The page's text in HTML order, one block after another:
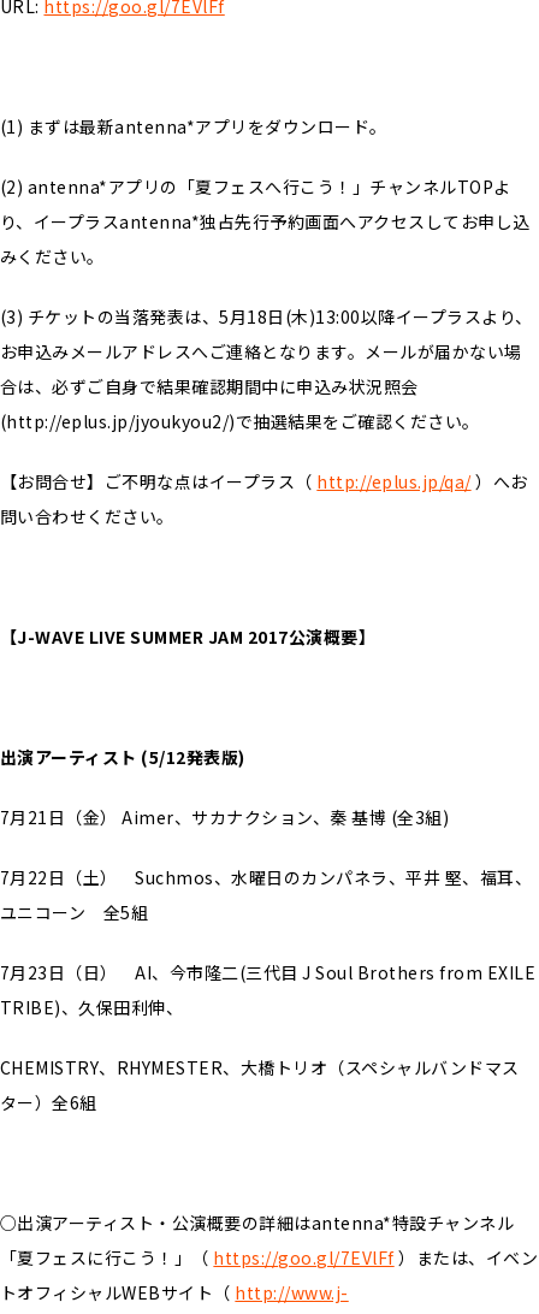
URL: https://goo.gl/7EVlFf
(1) まずは最新antenna*アプリをダウンロード。
(2) antenna*アプリの「夏フェスへ行こう！」チャンネルTOPよ
り、イープラスantenna*独占先行予約画面へアクセスしてお申し込
みください。
(3) チケットの当落発表は、5月18日(木)13:00以降イープラスより、
お申込みメールアドレスへご連絡となります。メールが届かない場
合は、必ずご自身で結果確認期間中に申込み状況照会
(http://eplus.jp/jyoukyou2/)で抽選結果をご確認ください。
【お問合せ】ご不明な点はイープラス（ http://eplus.jp/qa/）へお
問い合わせください。
【J-WAVE LIVE SUMMER JAM 2017公演概要】
出演アーティスト (5/12発表版)
7月21日（金） Aimer、サカナクション、秦 基博 (全3組)
7月22日（土） Suchmos、水曜日のカンパネラ、平井 堅、福耳、
ユニコーン 全5組
7月23日（日） AI、今市隆二(三代目 J Soul Brothers from EXILE
TRIBE)、久保田利伸、
CHEMISTRY、RHYMESTER、大橋トリオ（スペシャルバンドマス
ター）全6組
○出演アーティスト・公演概要の詳細はantenna*特設チャンネル
「夏フェスに行こう！」（ https://goo.gl/7EVlFf）または、イベン
トオフィシャルWEBサイト（ http://www.j-